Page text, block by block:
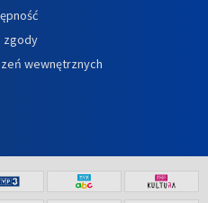
zgody
wewnętrznych